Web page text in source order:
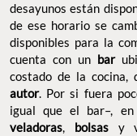
desayunos están
de ese horario se
disponibles para la
cuenta con un bar
costado de la cocina,
autor. Por si fuera
igual que el bar–, en
veladoras, bolsasy